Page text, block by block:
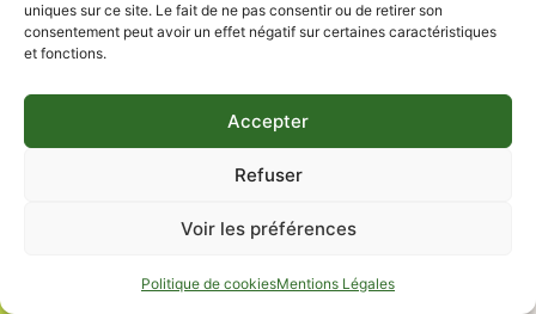
uniques sur ce site. Le fait de ne pas consentir ou de retirer son
consentement peut avoir un effet négatif sur certaines caractéristiques
et fonctions.
Accepter
Refuser
Voir les préférences
Politique de cookiesMentions Légales
En conclusion, à l’issue de cette phase, vous
connaissez précisément votre budget d’achat
300 000 €. Sauf apport conséquent, vous devez
donc cibler des logements adaptés à votre capacité
immobilier avec cette attestation pour prouver la